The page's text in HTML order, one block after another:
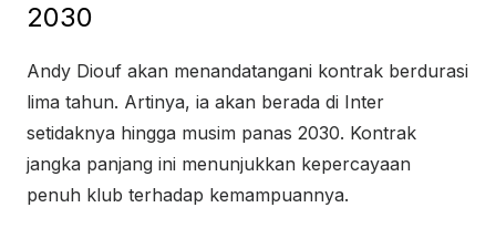
2030
Andy Diouf akan menandatangani kontrak berdurasi
lima tahun. Artinya, ia akan berada di Inter
setidaknya hingga musim panas 2030. Kontrak
jangka panjang ini menunjukkan kepercayaan
penuh klub terhadap kemampuannya.